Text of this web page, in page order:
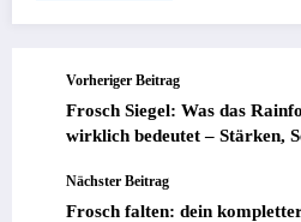
Vorheriger Beitrag
Frosch Siegel: Was das
wirklich bedeutet – Stärken,
Nächster Beitrag
Frosch falten: dein